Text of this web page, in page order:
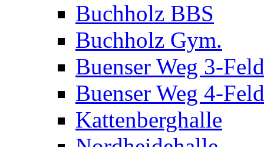
Buchholz BBS
Buchholz Gym.
Buenser Weg 3-Feld
Buenser Weg 4-Feld
Kattenberghalle